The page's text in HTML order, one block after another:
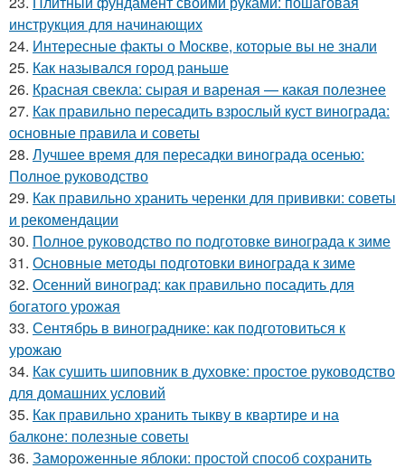
инструкция для начинающих
24. Интересные факты о Москве, которые вы не знали
25. Как назывался город раньше
26. Красная свекла: сырая и вареная — какая полезнее
27. Как правильно пересадить взрослый куст винограда:
основные правила и советы
28. Лучшее время для пересадки винограда осенью:
Полное руководство
29. Как правильно хранить черенки для прививки: советы
и рекомендации
30. Полное руководство по подготовке винограда к зиме
31. Основные методы подготовки винограда к зиме
32. Осенний виноград: как правильно посадить для
богатого урожая
33. Сентябрь в винограднике: как подготовиться к
урожаю
34. Как сушить шиповник в духовке: простое руководство
для домашних условий
35. Как правильно хранить тыкву в квартире и на
балконе: полезные советы
36. Замороженные яблоки: простой способ сохранить